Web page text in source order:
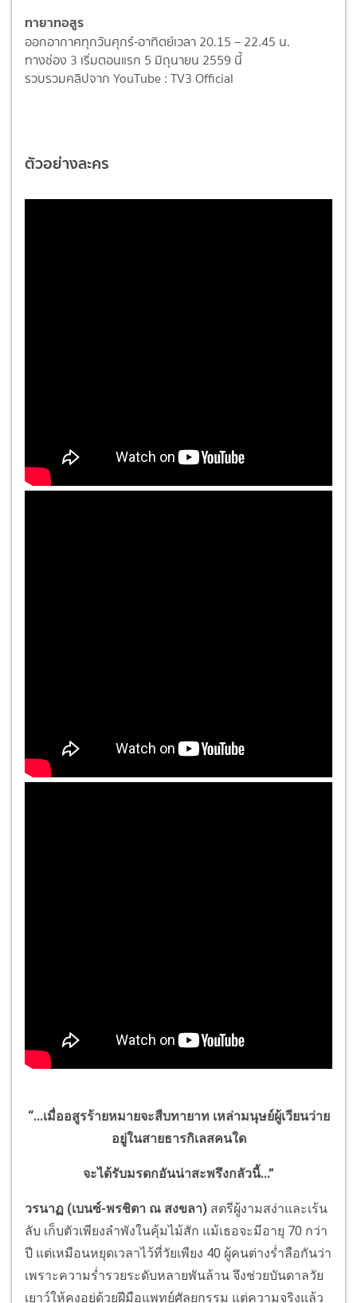
ทายาทอสูร
ออกอากาศทุกวันศุกร์-อาทิตย์เวลา 20.15 – 22.45 น.
ทางช่อง 3 เริ่มตอนแรก 5 มิถุนายน 2559 นี้
รวบรวมคลิปจาก YouTube : TV3 Official
ตัวอย่างละคร
“...เมื่ออสูรร้ายหมายจะสืบทายาท เหล่ามนุษย์ผู้เวียนว่าย
อยู่ในสายธารกิเลสคนใด
จะได้รับมรดกอันน่าสะพรึงกลัวนี้...”
วรนาฏ (เบนซ์-พรชิตา ณ สงขลา) สตรีผู้งามสง่าและเร้น
ลับ เก็บตัวเพียงลำพังในคุ้มไม้สัก แม้เธอจะมีอายุ 70 กว่า
ปี แต่เหมือนหยุดเวลาไว้ที่วัยเพียง 40 ผู้คนต่างร่ำลือกันว่า
เพราะความร่ำรวยระดับหลายพันล้าน จึงช่วยบันดาลวัย
เยาว์ให้คงอยู่ด้วยฝีมือแพทย์ศัลยกรรม แต่ความจริงแล้ว